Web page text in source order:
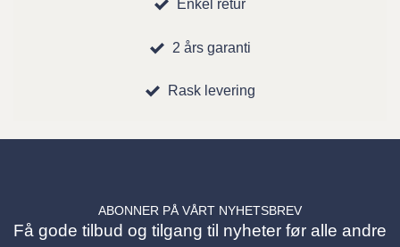
Enkel retur
2 års garanti
Rask levering
ABONNER PÅ VÅRT NYHETSBREV
Få gode tilbud og tilgang til nyheter før alle andre